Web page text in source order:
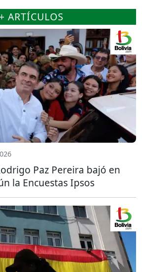
+ ARTÍCULOS
Paz Pereira bajó en
la Encuestas Ipsos